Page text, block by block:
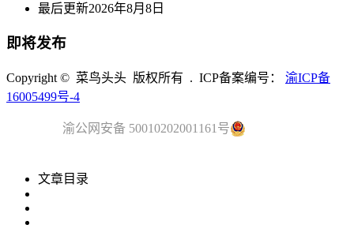
最后更新2026年8月8日
即将发布
Copyright © 菜鸟头头 版权所有 . ICP备案编号： 渝ICP备
16005499号-4
渝公网安备 50010202001161号
文章目录